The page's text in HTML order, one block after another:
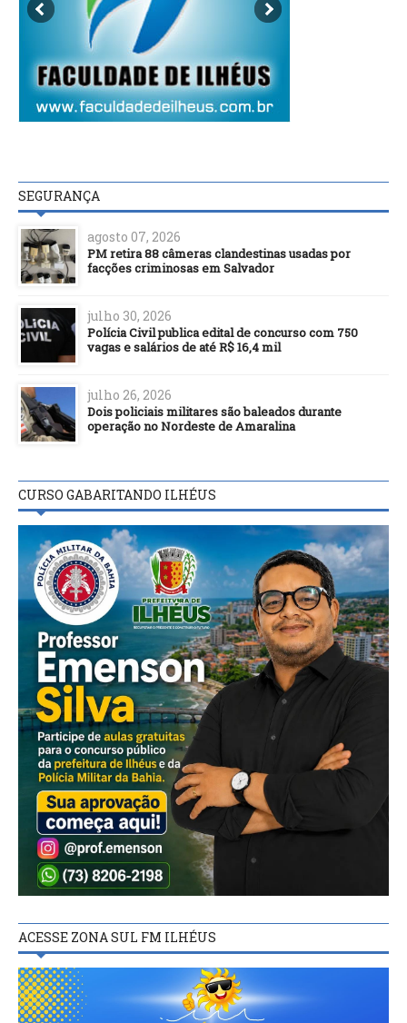
SEGURANÇA
agosto 07, 2026
PM retira 88 câmeras clandestinas usadas por
facções criminosas em Salvador
julho 30, 2026
Polícia Civil publica edital de concurso com 750
vagas e salários de até R$ 16,4 mil
julho 26, 2026
Dois policiais militares são baleados durante
operação no Nordeste de Amaralina
CURSO GABARITANDO ILHÉUS
ACESSE ZONA SUL FM ILHÉUS